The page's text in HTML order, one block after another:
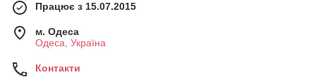
Працює з 15.07.2015
м. Одеса
Одеса, Україна
Контакти